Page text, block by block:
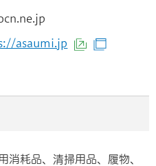
asaumi.jp （外部サイ
消耗品、清掃用品、履物、